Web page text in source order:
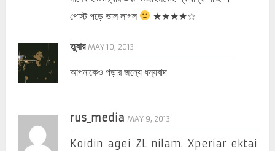
পোস্ট পড়ে ভাল লাগল
★★★★☆
তুষার MAY 10, 2013
আপনাকেও পড়ার জন্যে ধন্যবাদ
rus_media MAY 9, 2013
Koidin agei ZL nilam. Xperiar ektai